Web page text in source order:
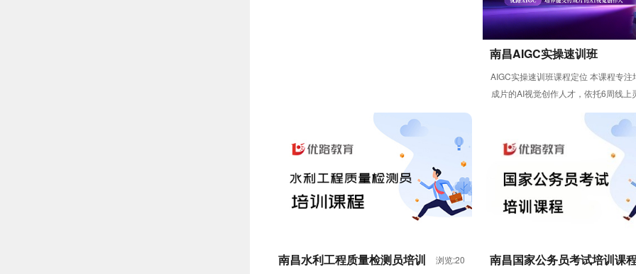
南昌AIGC实操速训班
AIGC实操速训班课程定位 本课程专注
成片的AI视觉创作人才，依托6周线上
式，帮助学员从AI入门逐...
南昌水利工程质量检测员培训
浏览:20
南昌国家公务员考试培训课